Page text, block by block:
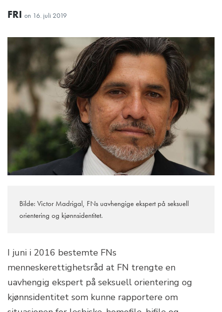
FRI on 16. juli 2019
Bilde: Victor Madrigal, FNs uavhengige ekspert på seksuell
orientering og kjønnsidentitet.
I juni i 2016 bestemte FNs
menneskerettighetsråd at FN trengte en
uavhengig ekspert på seksuell orientering og
kjønnsidentitet som kunne rapportere om